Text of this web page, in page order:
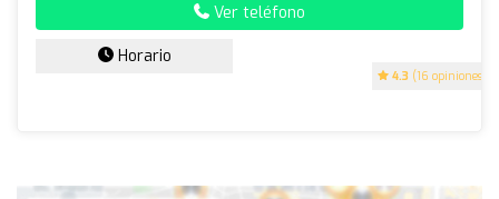
4.3 (16 opiniones)
Ver teléfono
Horario